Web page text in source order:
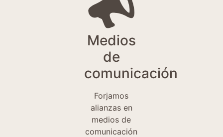
Medios
de
comunicación
Forjamos
alianzas en
medios de
comunicación